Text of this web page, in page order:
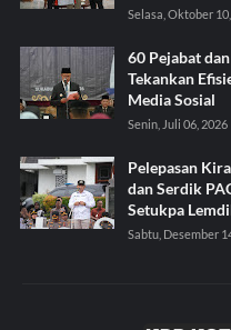
Selasa, Oktober
60 Pejabat
Tekankan
Media Sosial
Senin, Juli 06, 2026
Pelepasan
dan Serdik
Setukpa
Sabtu, Desember